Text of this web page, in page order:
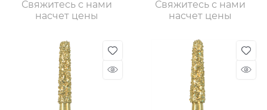
Свяжитесь с нами
насчет цены
Свяжитесь с нами
насчет цены